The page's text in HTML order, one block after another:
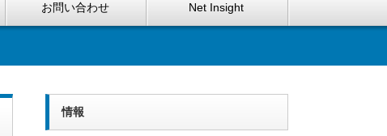
お問い合わせ Net Insight
情報